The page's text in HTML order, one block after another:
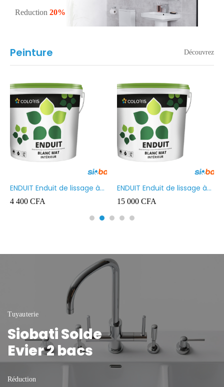
Reduction 20%
Peinture Découvrez
ENDUIT Enduit de lissage à
base d’émulsion en phase
aqueuse 5kg
4 400 CFA
ENDUIT Enduit de lissage à
base d’émulsion en phase
aqueuse 20kg
15 000 CFA
Tuyauterie
Siobati Solde
Evier 2 bacs
Réduction